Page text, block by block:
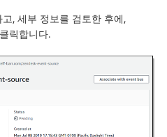
, 세부 정보를 검토한 후에,
릭합니다.